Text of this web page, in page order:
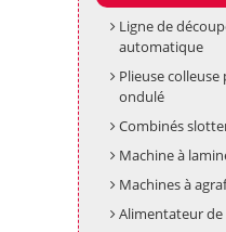
Ligne de
automatique
Plieuse
ondulé
Combinés
Machine à
Machines à
Alimentateur de